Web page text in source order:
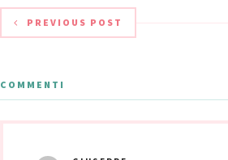
PREVIOUS POST
COMMENTI